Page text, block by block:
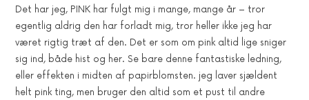
Det har jeg, PINK har fulgt mig i mange, mange år – tror
egentlig aldrig den har forladt mig, tror heller ikke jeg har
været rigtig træt af den. Det er som om pink altid lige sniger
sig ind, både hist og her. Se bare denne fantastiske ledning,
eller effekten i midten af papirblomsten. jeg laver sjældent
helt pink ting, men bruger den altid som et pust til andre